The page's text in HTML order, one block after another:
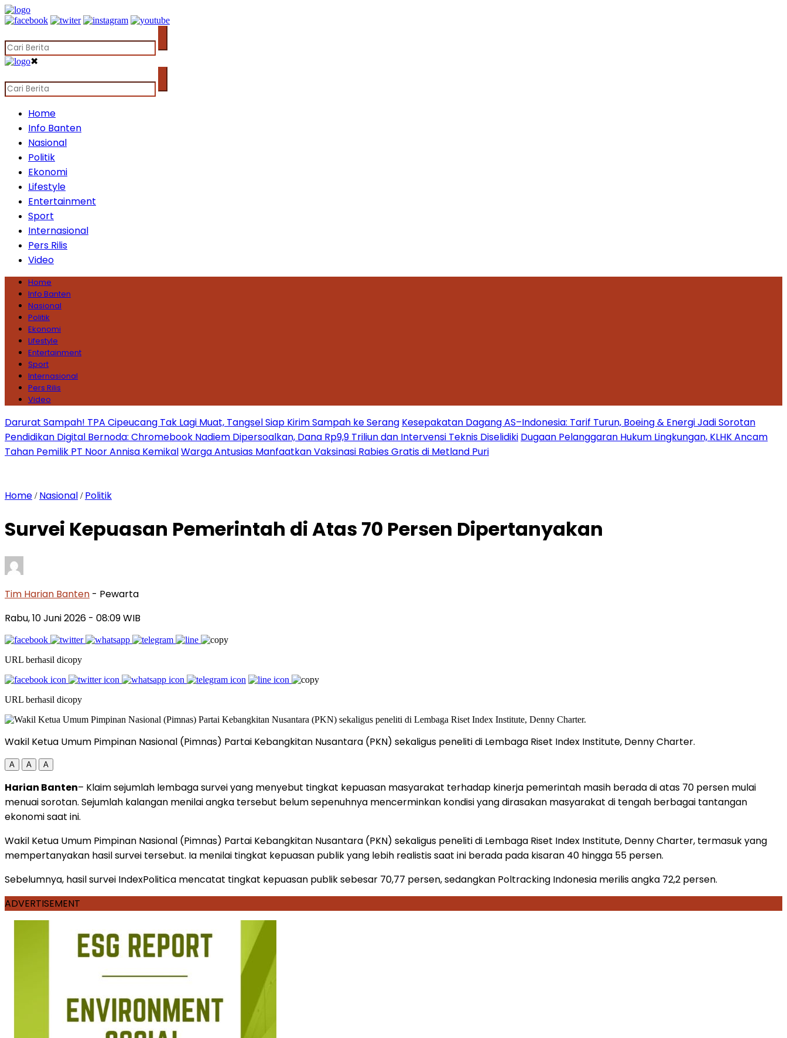
✖
Home
Info Banten
Nasional
Politik
Ekonomi
Lifestyle
Entertainment
Sport
Internasional
Pers Rilis
Video
Home
Info Banten
Nasional
Politik
Ekonomi
Lifestyle
Entertainment
Sport
Internasional
Pers Rilis
Video
Darurat Sampah! TPA Cipeucang Tak Lagi Muat, Tangsel Siap Kirim Sampah ke Serang Kesepakatan Dagang AS–Indonesia: Tarif Turun, Boeing & Energi Jadi Sorotan
Pendidikan Digital Bernoda: Chromebook Nadiem Dipersoalkan, Dana Rp9,9 Triliun dan Intervensi Teknis Diselidiki Dugaan Pelanggaran Hukum Lingkungan, KLHK Ancam
Tahan Pemilik PT Noor Annisa KemikalWarga Antusias Manfaatkan Vaksinasi Rabies Gratis di Metland Puri
Home / Nasional / Politik
Survei Kepuasan Pemerintah di Atas 70 Persen Dipertanyakan
Tim Harian Banten - Pewarta
Rabu, 10 Juni 2026 - 08:09 WIB
URL berhasil dicopy
URL berhasil dicopy
Wakil Ketua Umum Pimpinan Nasional (Pimnas) Partai Kebangkitan Nusantara (PKN) sekaligus peneliti di Lembaga Riset Index Institute, Denny Charter.
A A A
Harian Banten– Klaim sejumlah lembaga survei yang menyebut tingkat kepuasan masyarakat terhadap kinerja pemerintah masih berada di atas 70 persen mulai
menuai sorotan. Sejumlah kalangan menilai angka tersebut belum sepenuhnya mencerminkan kondisi yang dirasakan masyarakat di tengah berbagai tantangan
ekonomi saat ini.
Wakil Ketua Umum Pimpinan Nasional (Pimnas) Partai Kebangkitan Nusantara (PKN) sekaligus peneliti di Lembaga Riset Index Institute, Denny Charter, termasuk yang
mempertanyakan hasil survei tersebut. Ia menilai tingkat kepuasan publik yang lebih realistis saat ini berada pada kisaran 40 hingga 55 persen.
Sebelumnya, hasil survei IndexPolitica mencatat tingkat kepuasan publik sebesar 70,77 persen, sedangkan Poltracking Indonesia merilis angka 72,2 persen.
ADVERTISEMENT